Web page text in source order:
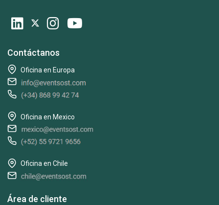
Contáctanos
Oficina en Europa
Oficina en Mexico
Oficina en Chile
Área de cliente